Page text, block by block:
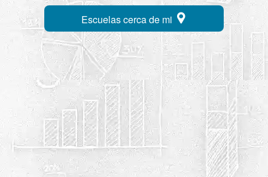
Escuelas cerca de mi